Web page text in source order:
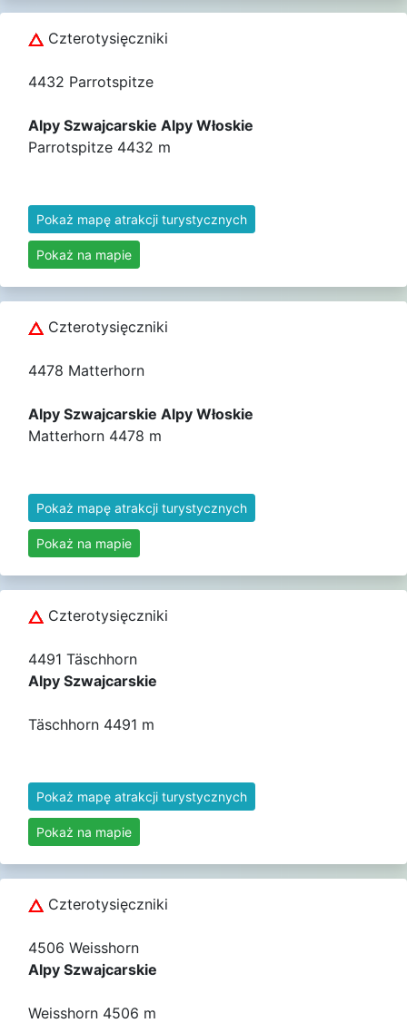
Czterotysięczniki
4432 Parrotspitze
Alpy Szwajcarskie Alpy Włoskie
Parrotspitze 4432 m
Pokaż mapę atrakcji turystycznych
Pokaż na mapie
Czterotysięczniki
4478 Matterhorn
Alpy Szwajcarskie Alpy Włoskie
Matterhorn 4478 m
Pokaż mapę atrakcji turystycznych
Pokaż na mapie
Czterotysięczniki
4491 Täschhorn
Alpy Szwajcarskie
Täschhorn 4491 m
Pokaż mapę atrakcji turystycznych
Pokaż na mapie
Czterotysięczniki
4506 Weisshorn
Alpy Szwajcarskie
Weisshorn 4506 m